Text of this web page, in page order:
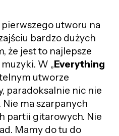
utworu na
bardzo dużych
że jest to najlepsze
W „Everything
utworze
paradoksalnie nic nie
ma szarpanych
partii gitarowych. Nie
Mamy do tu do